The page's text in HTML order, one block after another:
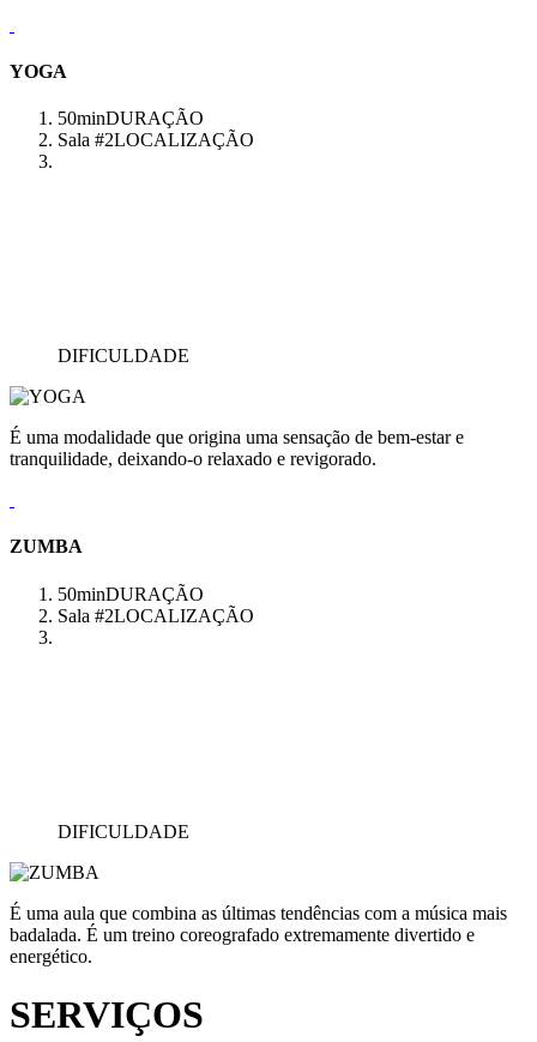
YOGA
50minDURAÇÃO
Sala #2LOCALIZAÇÃO
DIFICULDADE
É uma modalidade que origina uma sensação de bem-estar e
tranquilidade, deixando-o relaxado e revigorado.
ZUMBA
50minDURAÇÃO
Sala #2LOCALIZAÇÃO
DIFICULDADE
É uma aula que combina as últimas tendências com a música mais
badalada. É um treino coreografado extremamente divertido e
energético.
SERVIÇOS